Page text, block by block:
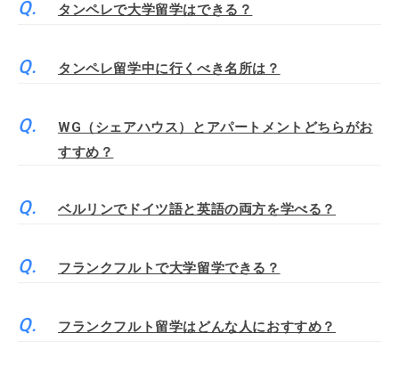
タンペレで大学留学はできる？
タンペレ留学中に行くべき名所は？
WG（シェアハウス）とアパートメントどちらがお
すすめ？
ベルリンでドイツ語と英語の両方を学べる？
フランクフルトで大学留学できる？
フランクフルト留学はどんな人におすすめ？